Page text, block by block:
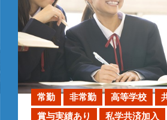
常勤 非常勤 高等学校
賞与実績あり
私学共済加入